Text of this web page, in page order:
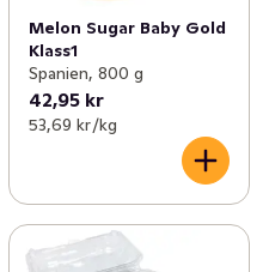
Melon Sugar Baby Gold
Klass1
Spanien, 800 g
42,95 kr
53,69 kr /kg